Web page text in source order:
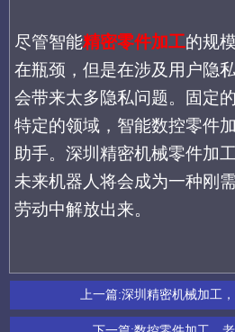
尽管智能精密零件加工的规
在瓶颈，但是在涉及用户隐
会带来太多隐私问题。固定
特定的领域，智能数控零件
助手。深圳精密机械零件加
未来机器人将会成为一种刚
劳动中解放出来。
上一篇:深圳精密机械加工